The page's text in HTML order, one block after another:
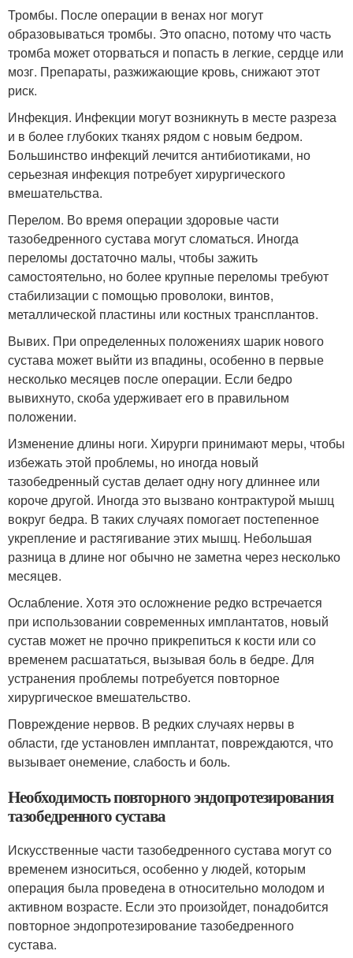
Тромбы. После операции в венах ног могут
образовываться тромбы. Это опасно, потому что часть
тромба может оторваться и попасть в легкие, сердце или
мозг. Препараты, разжижающие кровь, снижают этот
риск.
Инфекция. Инфекции могут возникнуть в месте разреза
и в более глубоких тканях рядом с новым бедром.
Большинство инфекций лечится антибиотиками, но
серьезная инфекция потребует хирургического
вмешательства.
Перелом. Во время операции здоровые части
тазобедренного сустава могут сломаться. Иногда
переломы достаточно малы, чтобы зажить
самостоятельно, но более крупные переломы требуют
стабилизации с помощью проволоки, винтов,
металлической пластины или костных трансплантов.
Вывих. При определенных положениях шарик нового
сустава может выйти из впадины, особенно в первые
несколько месяцев после операции. Если бедро
вывихнуто, скоба удерживает его в правильном
положении.
Изменение длины ноги. Хирурги принимают меры, чтобы
избежать этой проблемы, но иногда новый
тазобедренный сустав делает одну ногу длиннее или
короче другой. Иногда это вызвано контрактурой мышц
вокруг бедра. В таких случаях помогает постепенное
укрепление и растягивание этих мышц. Небольшая
разница в длине ног обычно не заметна через несколько
месяцев.
Ослабление. Хотя это осложнение редко встречается
при использовании современных имплантатов, новый
сустав может не прочно прикрепиться к кости или со
временем расшататься, вызывая боль в бедре. Для
устранения проблемы потребуется повторное
хирургическое вмешательство.
Повреждение нервов. В редких случаях нервы в
области, где установлен имплантат, повреждаются, что
вызывает онемение, слабость и боль.
Необходимость повторного эндопротезирования
тазобедренного сустава
Искусственные части тазобедренного сустава могут со
временем износиться, особенно у людей, которым
операция была проведена в относительно молодом и
активном возрасте. Если это произойдет, понадобится
повторное эндопротезирование тазобедренного
сустава.